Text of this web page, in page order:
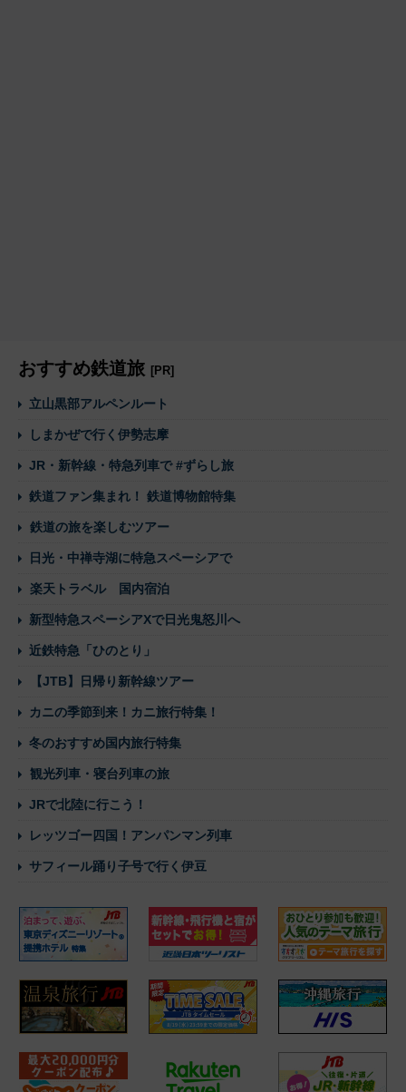
おすすめ鉄道旅 [PR]
立山黒部アルペンルート
しまかぜで行く伊勢志摩
JR・新幹線・特急列車で #ずらし旅
鉄道ファン集まれ！ 鉄道博物館特集
鉄道の旅を楽しむツアー
日光・中禅寺湖に特急スペーシアで
楽天トラベル 国内宿泊
新型特急スペーシアXで日光鬼怒川へ
近鉄特急「ひのとり」
【JTB】日帰り新幹線ツアー
カニの季節到来！カニ旅行特集！
冬のおすすめ国内旅行特集
観光列車・寝台列車の旅
JRで北陸に行こう！
レッツゴー四国！アンパンマン列車
サフィール踊り子号で行く伊豆